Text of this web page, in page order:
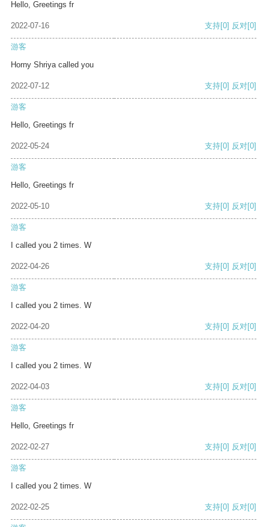
Hello, Greetings fr
2022-07-16 支持[0] 反对[0]
游客
Horny Shriya called you
2022-07-12 支持[0] 反对[0]
游客
Hello, Greetings fr
2022-05-24 支持[0] 反对[0]
游客
Hello, Greetings fr
2022-05-10 支持[0] 反对[0]
游客
I called you 2 times. W
2022-04-26 支持[0] 反对[0]
游客
I called you 2 times. W
2022-04-20 支持[0] 反对[0]
游客
I called you 2 times. W
2022-04-03 支持[0] 反对[0]
游客
Hello, Greetings fr
2022-02-27 支持[0] 反对[0]
游客
I called you 2 times. W
2022-02-25 支持[0] 反对[0]